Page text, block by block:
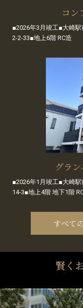
コン
■2026年3月竣工■大崎
2-2-33■地上6階 RC造
グラ
■2026年1月竣工■大崎
14-3■地上4階 地下1階
すべて
賢く